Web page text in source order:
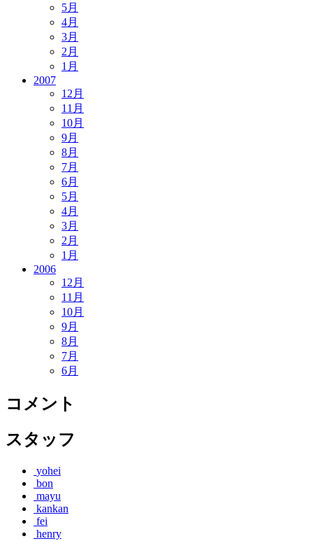
5月
4月
3月
2月
1月
2007
12月
11月
10月
9月
8月
7月
6月
5月
4月
3月
2月
1月
2006
12月
11月
10月
9月
8月
7月
6月
コメント
スタッフ
yohei
bon
mayu
kankan
fei
henry